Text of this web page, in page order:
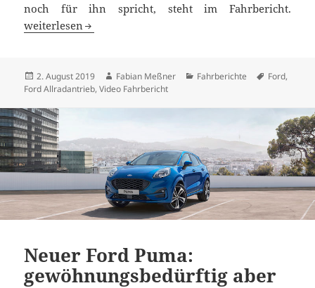
noch für ihn spricht, steht im Fahrbericht.
Ford EcoSport Allrad Fahrbericht
weiterlesen
Veröffentlicht
am
2. August 2019 Autor
Fabian Meßner Kategorien
Fahrberichte Ford,
Ford Allradantrieb,Video Fahrbericht
Neuer Ford Puma:
gewöhnungsbedürftig aber